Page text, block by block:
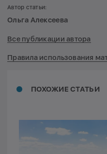
ПОХОЖИЕ СТАТЬИ
Автор статьи:
Ольга Алексеева
Все публикации автора
Правила использования